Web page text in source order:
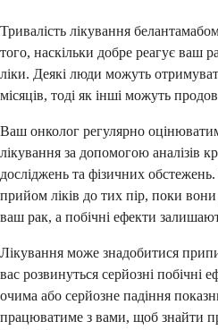
Тривалість лікування
того, наскільки добре реагує ваш
ліки. Деякі люди можуть
місяців, тоді як інші можуть
Ваш онколог регулярно
лікування за допомогою аналізів
досліджень та фізичних
прийом ліків до тих пір, поки
ваш рак, а побічні ефекти
Лікування може знадобитися
вас розвинуться серйозні побічні
очима або серйозне падіння
працюватиме з вами, щоб знайти